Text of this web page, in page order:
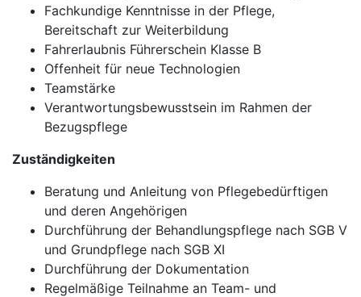
Fachkundige Kenntnisse in der Pflege,
Bereitschaft zur Weiterbildung
Fahrerlaubnis Führerschein Klasse B
Offenheit für neue Technologien
Teamstärke
Verantwortungsbewusstsein im Rahmen der
Bezugspflege
Zuständigkeiten
Beratung und Anleitung von Pflegebedürftigen
und deren Angehörigen
Durchführung der Behandlungspflege nach SGB V
und Grundpflege nach SGB XI
Durchführung der Dokumentation
Regelmäßige Teilnahme an Team- und